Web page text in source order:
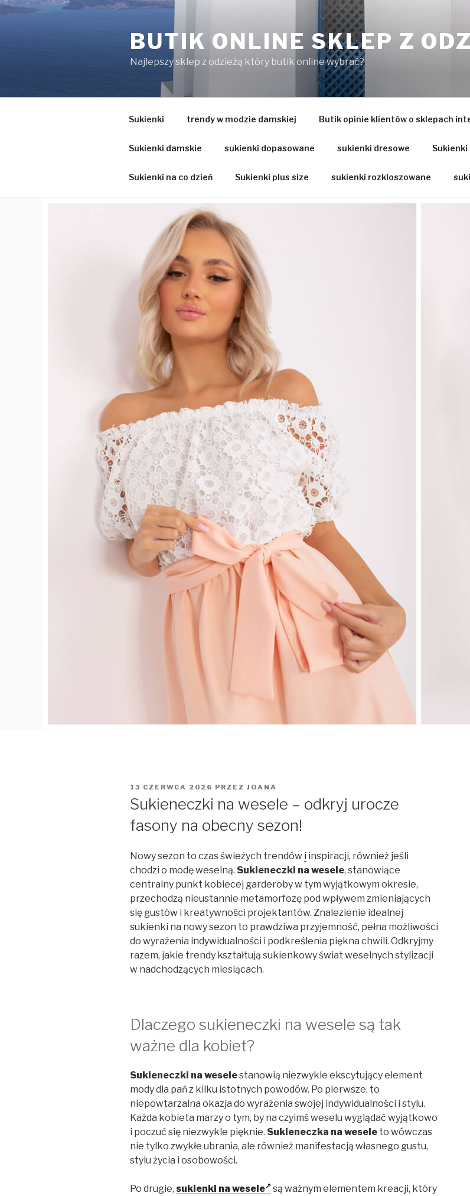
Przejdź
BUTIK ONLINE SKLEP Z
Najlepszy sklep z odzieżą który butik online wybrać?
Sukienki trendy w modzie damskiej Butik opinie klientów o sklepach
Sukienki damskie sukienki dopasowane sukienki dresowe
Sukienki na co dzień Sukienki plus size sukienki rozkloszowane
OPUBLIKOWANE
13 CZERWCA 2026 PRZEZ JOANA
Sukieneczki na wesele – odkryj urocze
fasony na obecny sezon!
Nowy sezon to czas świeżych trendów i inspiracji, również jeśli
chodzi o modę weselną. Sukieneczki na wesele, stanowiące
centralny punkt kobiecej garderoby w tym wyjątkowym okresie,
przechodzą nieustannie metamorfozę pod wpływem zmieniających
się gustów i kreatywności projektantów. Znalezienie idealnej
sukienki na nowy sezon to prawdziwa przyjemność, pełna możliwości
do wyrażenia indywidualności i podkreślenia piękna chwili. Odkryjmy
razem, jakie trendy kształtują sukienkowy świat weselnych stylizacji
w nadchodzących miesiącach.
Dlaczego sukieneczki na wesele są tak
ważne dla kobiet?
Sukieneczki na weselestanowią niezwykle ekscytujący element
mody dla pań z kilku istotnych powodów. Po pierwsze, to
niepowtarzalna okazja do wyrażenia swojej indywidualności i stylu.
Każda kobieta marzy o tym, by na czyimś weselu wyglądać wyjątkowo
i poczuć się niezwykle pięknie. Sukieneczka na wesele to wówczas
nie tylko zwykłe ubrania, ale również manifestacją własnego gustu,
stylu życia i osobowości.
Po drugie, sukienki na wesele
są ważnym elementem kreacji, który